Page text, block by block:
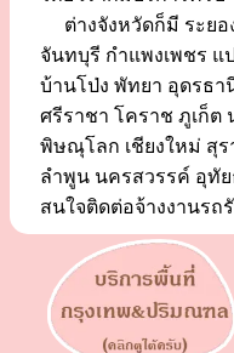
ต่างจังหวัดก็มี ระย
จันทบุรี กำแพงเพชร
บ้านโป่ง พัทยา อุดรธ
ศรีราชา โคราช ภูเก็ต
พิษณุโลก เชียงใหม่ สุ
ลำพูน นครสวรรค์ อุทั
สนใจติดต่อจ้างงานรถ